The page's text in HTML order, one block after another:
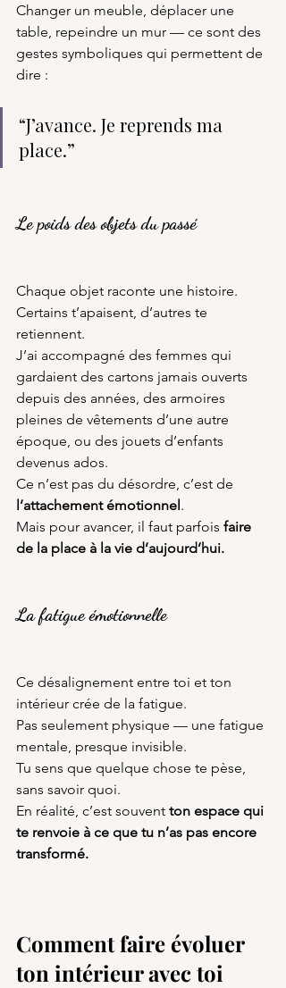
Changer un meuble, déplacer une
table, repeindre un mur — ce sont des
gestes symboliques qui permettent de
dire :
“J’avance. Je reprends ma
place.”
Le poids des objets du passé
Chaque objet raconte une histoire.
Certains t’apaisent, d’autres te
retiennent.
J’ai accompagné des femmes qui
gardaient des cartons jamais ouverts
depuis des années, des armoires
pleines de vêtements d’une autre
époque, ou des jouets d’enfants
devenus ados.
Ce n’est pas du désordre, c’est de
l’attachement émotionnel.
Mais pour avancer, il faut parfois faire
de la place à la vie d’aujourd’hui.
La fatigue émotionnelle
Ce désalignement entre toi et ton
intérieur crée de la fatigue.
Pas seulement physique — une fatigue
mentale, presque invisible.
Tu sens que quelque chose te pèse,
sans savoir quoi.
En réalité, c’est souvent ton espace qui
te renvoie à ce que tu n’as pas encore
transformé.
Comment faire évoluer
ton intérieur avec toi